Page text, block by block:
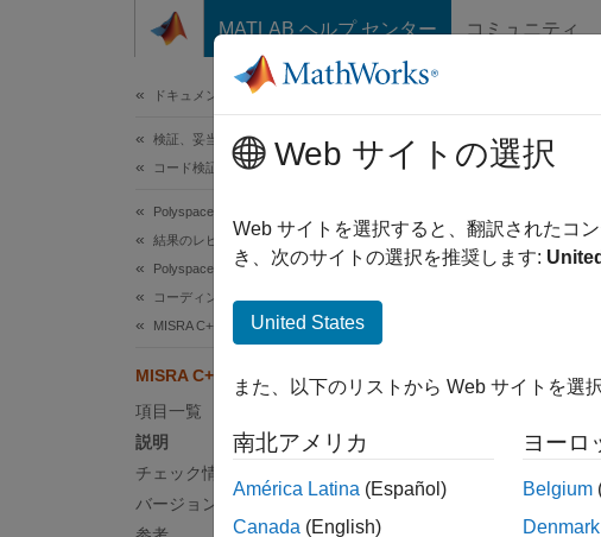
コンテンツへスキップ
MATLAB ヘルプ センター コミュニティ
ドキュメンテーションのホーム
検証、妥当性確認、テスト
コード検証
Polyspace Bug Finder
結果のレビューとレポート生成
Polyspace Bug Finder の結果
コーディング規約
MISRA C++:2008 ルール
MISRA C++:2008 Rule 6-5-3
項目一覧
説明
チェック情報
バージョン履歴
MISRA
The loop-
根拠
ループに
用した変更を
性があります
Web サイトの選択
Web サイトを選択すると、翻訳されたコ
き、次のサイトの選択を推奨します:
United States
また、以下のリストから Web サイトを選
南北アメリカ
América Latina (Español)
Canada (English)
ヨーロ
Belgium
Denmark